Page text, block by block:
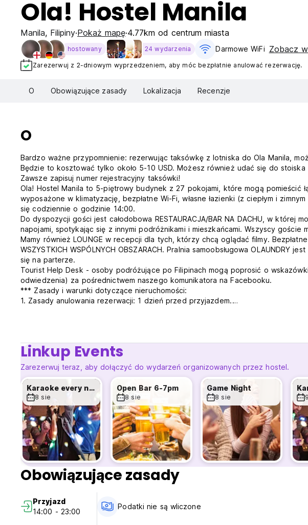
Ola! Hostel Manila
Manila, Filipiny Pokaż mapę 4.77km od centrum miasta
hostowany 24 wydarzenia Darmowe WiFi Zobacz
Zarezerwuj z 2-dniowym wyprzedzeniem, aby móc bezpłatnie anulować rezerwację.
O Obowiązujące zasady Lokalizacja Recenzje
O
Bardzo ważne przypomnienie: rezerwując taksówkę z lotniska do Ola Manila,
Będzie to kosztować tylko około 5-10 USD. Możesz również udać się do
Zawsze zapisuj numer rejestracyjny taksówki!
Ola! Hostel Manila to 5-piętrowy budynek z 27 pokojami, które mogą pomieścić
wyposażone w klimatyzację, bezpłatne Wi-Fi, własne łazienki (z ciepłym i
się codziennie o godzinie 14:00.
Do dyspozycji gości jest całodobowa RESTAURACJA/BAR NA DACHU, w której
napojami, spotykając się z innymi podróżnikami i mieszkańcami. Wszyscy goście
Mamy również LOUNGE w recepcji dla tych, którzy chcą oglądać filmy.
WSZYSTKICH WSPÓLNYCH OBSZARACH. Pralnia samoobsługowa OLAUNDRY
się na parterze.
Tourist Help Desk - osoby podróżujące po Filipinach mogą poprosić o
odwiedzenia) za pośrednictwem naszego komunikatora na Facebooku.
*** Zasady i warunki dotyczące nieruchomości:
1. Zasady anulowania rezerwacji: 1 dzień przed przyjazdem.
4. Całodobowa recepcja.
5. Całodobowa restauracja/bar i sala karaoke/ktv.
6. Podczas zameldowania należy okazać 2 ważne dokumenty tożsamości oraz
7. Podatki nie są wliczone w cenę.
8. Bezpłatne lekkie śniadanie wliczone w cenę.
9. Zewnętrzne napoje alkoholowe nie są dozwolone wewnątrz hostelu. Za
w wysokości 250 P za butelkę.
10. Zakaz wprowadzania zwierząt.
11. Godzina policyjna - zależy od aktualnej polityki rządu.
12. Palenie dozwolone jest tylko w barze na dachu.
13. Obiekt pobiera depozyt za klucze w wysokości 250 USD, który podlega
zostaną zwrócone i nie zostaną wyrządzone żadne szkody.
14. Za ręczniki pobierana jest kaucja w wysokości 250 USD. Depozyt w
wymeldowania, o ile nie zostaną wyrządzone żadne szkody, a depozyt w
translated from original language)
Linkup Events
Zarezerwuj teraz, aby dołączyć do wydarzeń organizowanych przez hostel.
Karaoke every night
8 sie
Open Bar 6-7pm
8 sie
Game Night
8 sie
Obowiązujące zasady
Przyjazd
14:00 - 23:00
Podatki nie są wliczone